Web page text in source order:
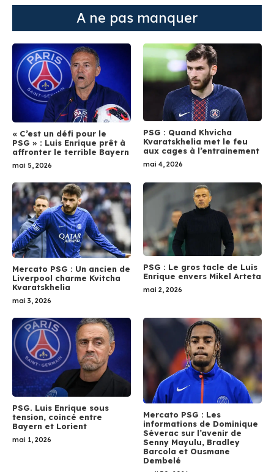
A ne pas manquer
« C’est un défi pour le
PSG » : Luis Enrique prêt à
affronter le terrible Bayern
mai 5, 2026
PSG : Quand Khvicha
Kvaratskhelia met le feu
aux cages à l’entrainement
mai 4, 2026
Mercato PSG : Un ancien de
Liverpool charme Kvitcha
Kvaratskhelia
mai 3, 2026
PSG : Le gros tacle de Luis
Enrique envers Mikel Arteta
mai 2, 2026
PSG. Luis Enrique sous
tension, coincé entre
Bayern et Lorient
mai 1, 2026
Mercato PSG : Les
informations de Dominique
Séverac sur l’avenir de
Senny Mayulu, Bradley
Barcola et Ousmane
Dembelé